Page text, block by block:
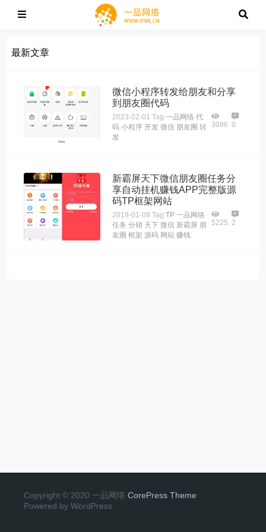
最新文章
微信小程序转发给朋友和分享
到朋友圈代码
2023-02-01 Tag:一品网络 代
码 小程序 开发 微信 朋友圈 转
发
3086 0
新霸屏天下微信朋友圈任务分
享自动挂机赚钱APP完整版源
码TP框架网站
2019-01-09 Tag:TP 一品网络
任务 分销 天下 微信 新霸屏 朋
友圈 框架 源码 网站 赚钱
5225 2
Copyright © 2020 一品网络 CorePress Theme
Powered by WordPress